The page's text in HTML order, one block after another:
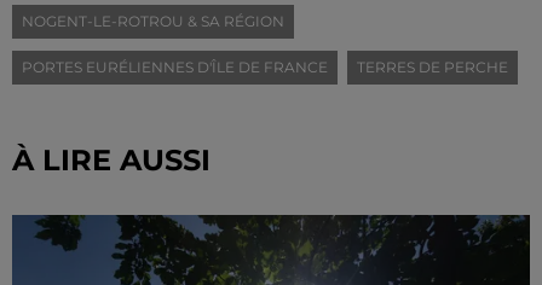
NOGENT-LE-ROTROU & SA RÉGION
PORTES EURÉLIENNES D'ÎLE DE FRANCE TERRES DE PERCHE
À LIRE AUSSI